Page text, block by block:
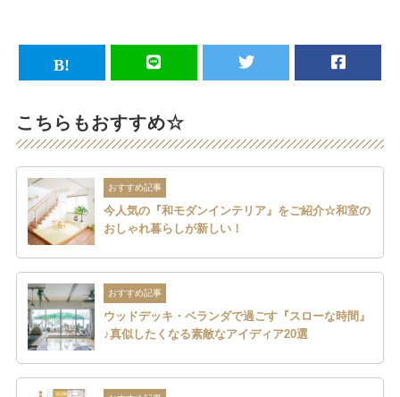
こちらもおすすめ☆
おすすめ記事
今人気の『和モダンインテリア』をご紹介☆和室の
おしゃれ暮らしが新しい！
おすすめ記事
ウッドデッキ・ベランダで過ごす『スローな時間』
♪真似したくなる素敵なアイディア20選